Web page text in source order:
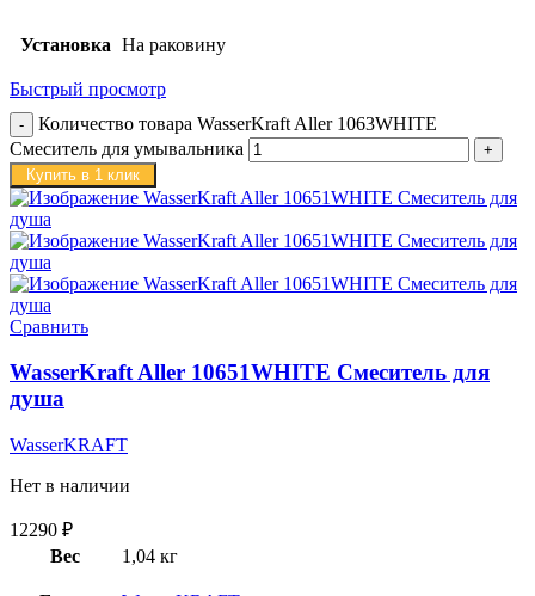
Установка На раковину
Быстрый просмотр
Количество товара WasserKraft Aller 1063WHITE
Смеситель для умывальника
Купить в 1 клик
Сравнить
WasserKraft Aller 10651WHITE Смеситель для
душа
WasserKRAFT
Нет в наличии
12290 ₽
Вес
1,04 кг